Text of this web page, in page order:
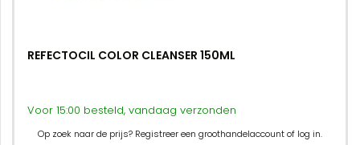
REFECTOCIL COLOR CLEANSER 150ML
Voor 15:00 besteld, vandaag verzonden
Op zoek naar de prijs? Registreer een groothandelaccount of log in.